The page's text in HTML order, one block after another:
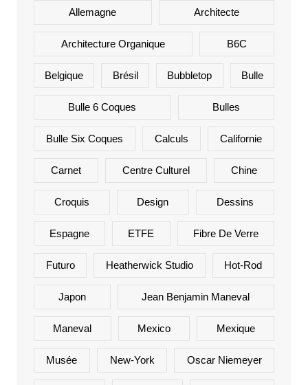
Allemagne Architecte
Architecture Organique B6C
Belgique Brésil Bubbletop Bulle
Bulle 6 Coques Bulles
Bulle Six Coques Calculs Californie
Carnet Centre Culturel Chine
Croquis Design Dessins
Espagne ETFE Fibre De Verre
Futuro Heatherwick Studio Hot-Rod
Japon Jean Benjamin Maneval
Maneval Mexico Mexique
Musée New-York Oscar Niemeyer